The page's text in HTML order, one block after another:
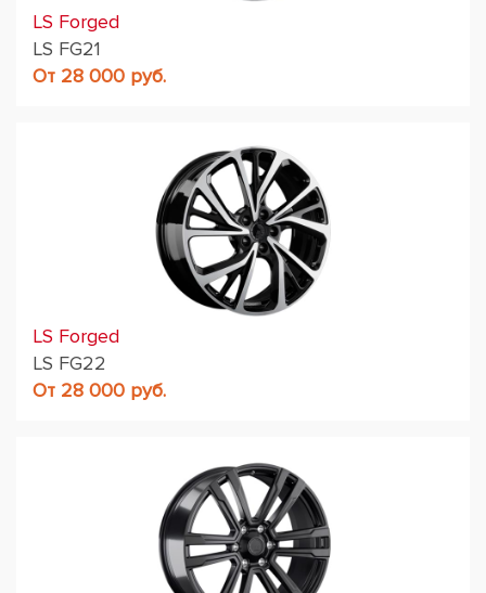
LS Forged
LS FG21
От 28 000 руб.
LS Forged
LS FG22
От 28 000 руб.